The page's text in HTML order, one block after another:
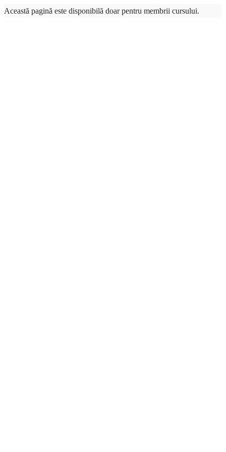
Această pagină este disponibilă doar pentru membrii cursului.